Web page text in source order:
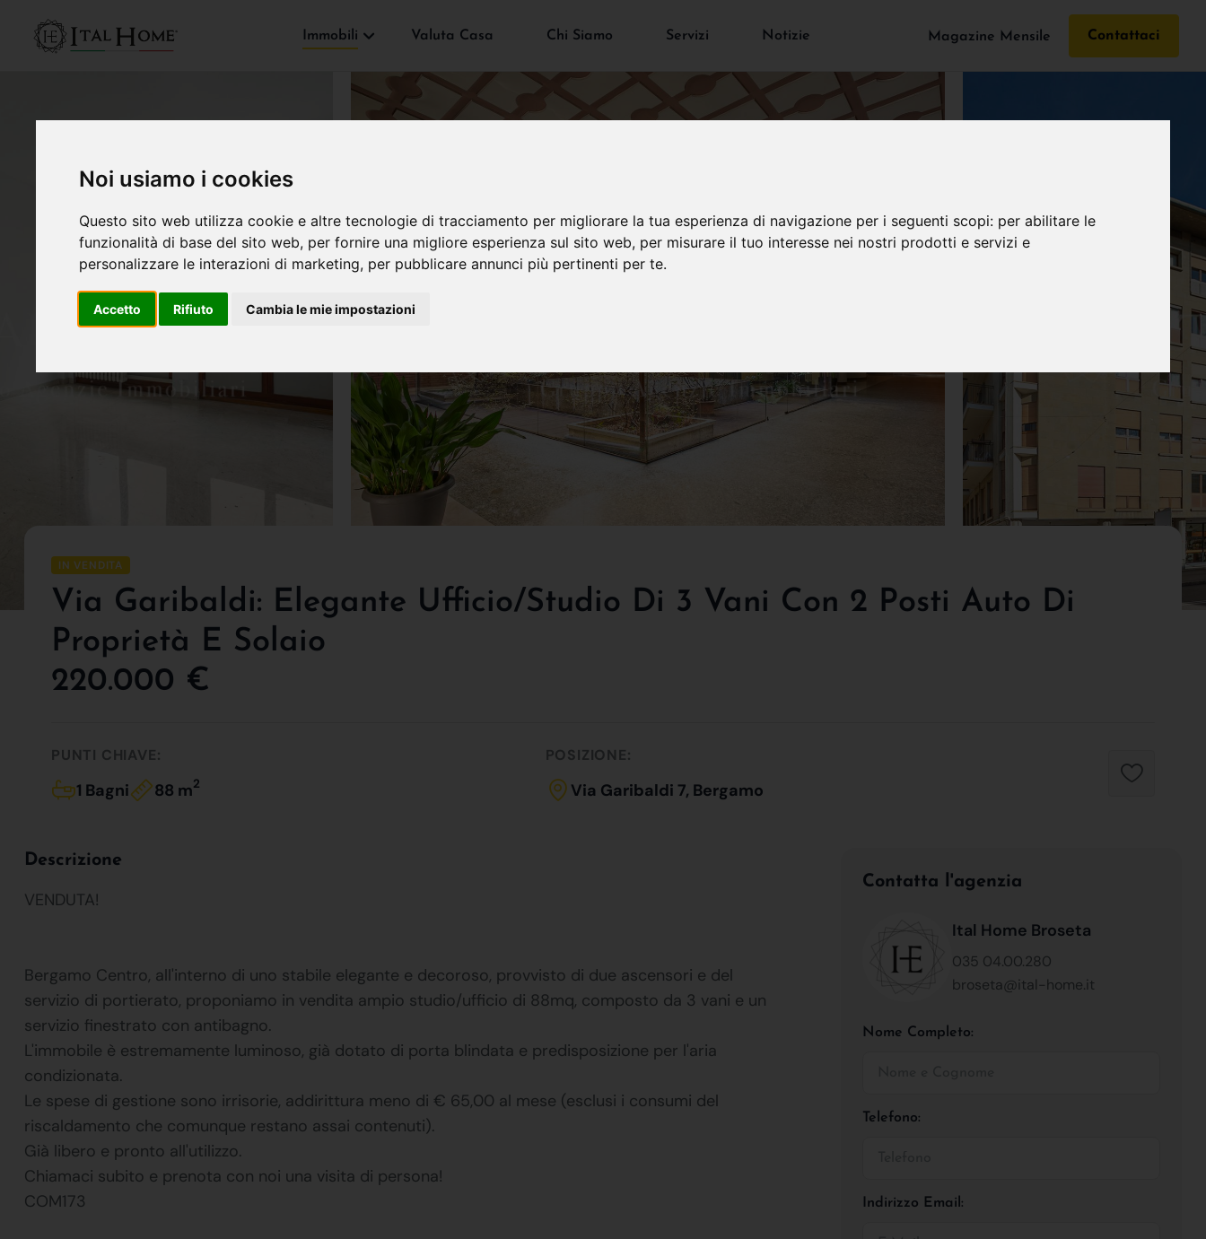
Noi usiamo i cookies
Questo sito web utilizza cookie e altre tecnologie di tracciamento per migliorare la tua esperienza di navigazione per i seguenti scopi: per abilitare le
funzionalità di base del sito web, per fornire una migliore esperienza sul sito web, per misurare il tuo interesse nei nostri prodotti e servizi e
personalizzare le interazioni di marketing, per pubblicare annunci più pertinenti per te.
Accetto Rifiuto Cambia le mie impostazioni
Immobili Valuta Casa Chi Siamo Servizi Notizie Magazine Mensile Contattaci
IN VENDITA
Via Garibaldi: Elegante Ufficio/studio Di 3 Vani Con 2 Posti Auto Di
Proprietà E Solaio
220.000 €
PUNTI CHIAVE:
1 Bagni 88 m2
POSIZIONE:
Via Garibaldi 7, Bergamo
Descrizione
VENDUTA!
Bergamo Centro, all'interno di uno stabile elegante e decoroso, provvisto di due ascensori e del
servizio di portierato, proponiamo in vendita ampio studio/ufficio di 88mq, composto da 3 vani e un
servizio finestrato con antibagno.
L'immobile è estremamente luminoso, già dotato di porta blindata e predisposizione per l'aria
condizionata.
Le spese di gestione sono irrisorie, addirittura meno di € 65,00 al mese (esclusi i consumi del
riscaldamento che comunque restano assai contenuti).
Già libero e pronto all'utilizzo.
Chiamaci subito e prenota con noi una visita di persona!
COM173
Contatta l'agenzia
Ital Home Broseta
035 04.00.280
broseta@ital-home.it
Nome Completo:
Telefono:
Indirizzo Email: